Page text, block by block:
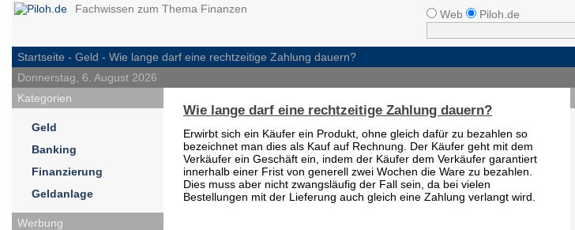
Fachwissen zum Thema Finanzen Web Piloh.de
Startseite - Geld - Wie lange darf eine rechtzeitige Zahlung dauern?
Donnerstag, 6. August 2026
Kategorien
Geld
Banking
Finanzierung
Geldanlage
Werbung
Wie lange darf eine rechtzeitige Zahlung dauern?
Erwirbt sich ein Käufer ein Produkt, ohne gleich dafür zu bezahlen so
bezeichnet man dies als Kauf auf Rechnung. Der Käufer geht mit dem
Verkäufer ein Geschäft ein, indem der Käufer dem Verkäufer garantiert
innerhalb einer Frist von generell zwei Wochen die Ware zu bezahlen.
Dies muss aber nicht zwangsläufig der Fall sein, da bei vielen
Bestellungen mit der Lieferung auch gleich eine Zahlung verlangt wird.